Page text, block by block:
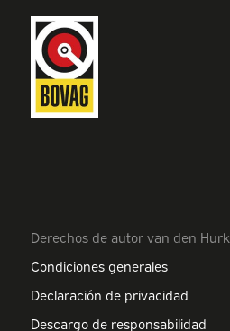
Derechos de autor van den Hurk
Condiciones generales
Declaración de privacidad
Descargo de responsabilidad